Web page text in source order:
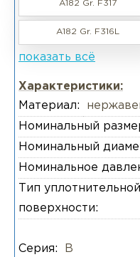
A182 Gr. F317
A182 Gr. F316L
показать всё
Характеристики:
Материал:
Номинальный
Номинальный
Номинальное
Тип уплотнительной
поверхности:
Серия:
B